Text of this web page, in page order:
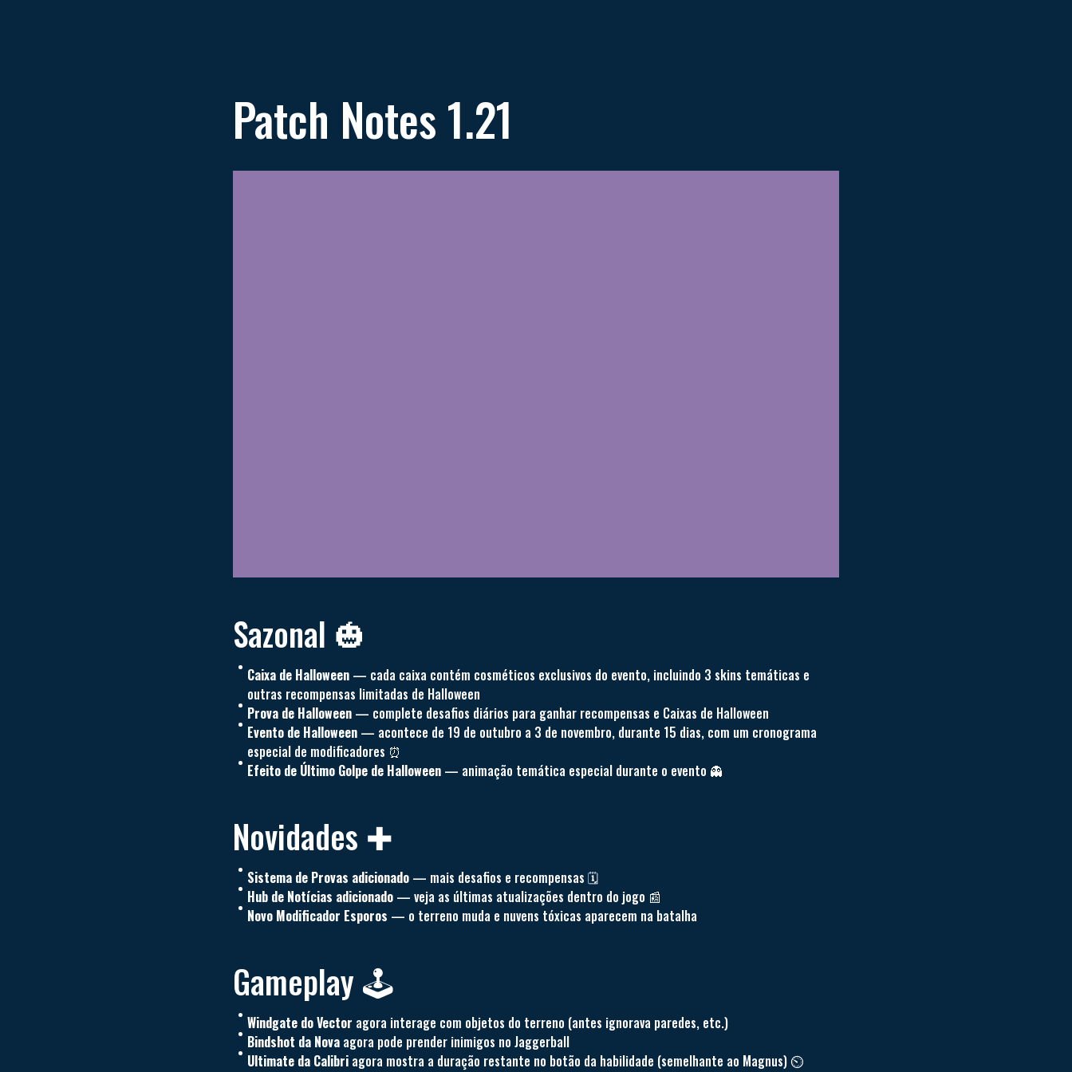
Patch Notes 1.21
Sazonal 🎃
Caixa de Halloween — cada caixa contém cosméticos exclusivos do evento, incluindo 3 skins temáticas e
outras recompensas limitadas de Halloween
Prova de Halloween — complete desafios diários para ganhar recompensas e Caixas de Halloween
Evento de Halloween — acontece de 19 de outubro a 3 de novembro, durante 15 dias, com um cronograma
especial de modificadores ⏰
Efeito de Último Golpe de Halloween — animação temática especial durante o evento 👻
Novidades ✚
Sistema de Provas adicionado — mais desafios e recompensas 🗓️
Hub de Notícias adicionado — veja as últimas atualizações dentro do jogo 📰
Novo Modificador Esporos — o terreno muda e nuvens tóxicas aparecem na batalha
Gameplay 🕹️️
Windgate do Vector agora interage com objetos do terreno (antes ignorava paredes, etc.)
Bindshot da Nova agora pode prender inimigos no Jaggerball
Ultimate da Calibri agora mostra a duração restante no botão da habilidade (semelhante ao Magnus) ⏲️